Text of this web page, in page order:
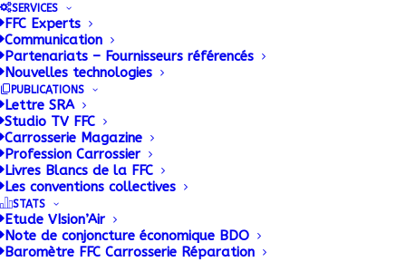
SERVICES
FFC Experts
Communication
Partenariats – Fournisseurs référencés
Nouvelles technologies
PUBLICATIONS
Lettre SRA
Studio TV FFC
Carrosserie Magazine
Profession Carrossier
Livres Blancs de la FFC
Les conventions collectives
STATS
Etude VIsion’Air
Note de conjoncture économique BDO
Baromètre FFC Carrosserie Réparation